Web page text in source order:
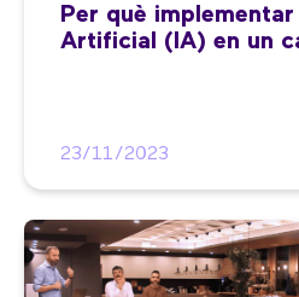
Per què
Artificial (IA) en un
23/11/2023